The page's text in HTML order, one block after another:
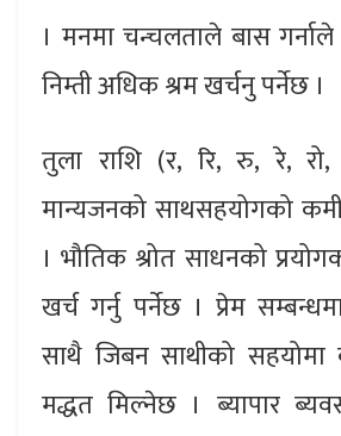
। मनमा चन्चलताले बास गर्नाले
निम्ती अधिक श्रम खर्चनु पर्नेछ ।
तुला राशि (र, रि, रु, रे,
मान्यजनको साथसहयोगको
। भौतिक श्रोत साधनको
खर्च गर्नु पर्नेछ । प्रेम
साथै जिबन साथीको सहयोमा
मद्धत मिल्नेछ । ब्यापार